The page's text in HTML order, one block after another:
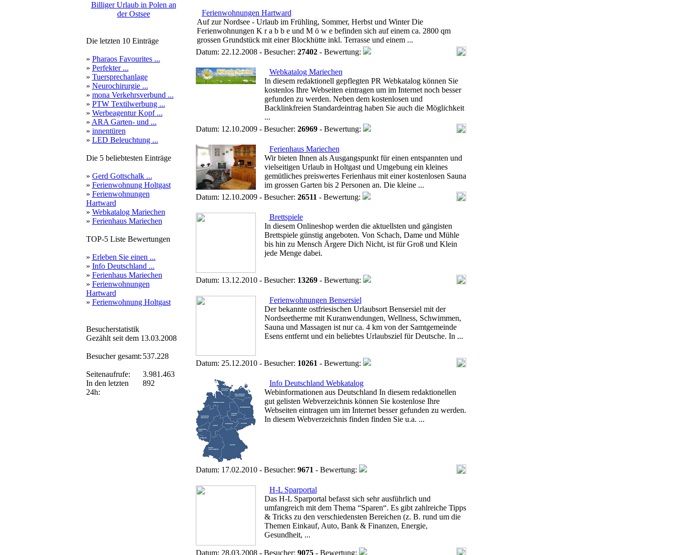
Billiger Urlaub in Polen an
der Ostsee
Die letzten 10 Einträge
» Pharaos Favourites ...
» Perfekter ...
» Tuersprechanlage
» Neurochirurgie ...
» mona Verkehrsverbund ...
» PTW Textilwerbung ...
» Werbeagentur Kopf ...
» ARA Garten- und ...
» innentüren
» LED Beleuchtung ...
Die 5 beliebtesten Einträge
» Gerd Gottschalk ...
» Ferienwohnung Holtgast
» Ferienwohnungen
Hartward
» Webkatalog Mariechen
» Ferienhaus Mariechen
TOP-5 Liste Bewertungen
» Erleben Sie einen ...
» Info Deutschland ...
» Ferienhaus Mariechen
» Ferienwohnungen
Hartward
» Ferienwohnung Holtgast
Besucherstatistik
Gezählt seit dem 13.03.2008
Besucher gesamt:
Seitenaufrufe:
In den letzten
24h:
537.228
3.981.463
892
Ferienwohnungen Hartward
Auf zur Nordsee - Urlaub im Frühling, Sommer, Herbst und Winter Die
Ferienwohnungen K r a b b e und M ö w e befinden sich auf einem ca. 2800 qm
grossen Grundstück mit einer Blockhütte inkl. Terrasse und einem ...
Datum: 22.12.2008 - Besucher: 27402- Bewertung:
Webkatalog Mariechen
In diesem redaktionell gepflegten PR Webkatalog können Sie
kostenlos Ihre Webseiten eintragen um im Internet noch besser
gefunden zu werden. Neben dem kostenlosen und
Backlinkfreien Standardeintrag haben Sie auch die Möglichkeit
...
Datum: 12.10.2009 - Besucher: 26969- Bewertung:
Ferienhaus Mariechen
Wir bieten Ihnen als Ausgangspunkt für einen entspannten und
vielseitigen Urlaub in Holtgast und Umgebung ein kleines
gemütliches preiswertes Ferienhaus mit einer kostenlosen Sauna
im grossen Garten bis 2 Personen an. Die kleine ...
Datum: 12.10.2009 - Besucher: 26511 - Bewertung:
Brettspiele
In diesem Onlineshop werden die aktuellsten und gängisten
Brettspiele günstig angeboten. Von Schach, Dame und Mühle
bis hin zu Mensch Ärgere Dich Nicht, ist für Groß und Klein
jede Menge dabei.
Datum: 13.12.2010 - Besucher: 13269- Bewertung:
Ferienwohnungen Bensersiel
Der bekannte ostfriesischen Urlaubsort Bensersiel mit der
Nordseetherme mit Kuranwendungen, Wellness, Schwimmen,
Sauna und Massagen ist nur ca. 4 km von der Samtgemeinde
Esens entfernt und ein beliebtes Urlaubsziel für Deutsche. In ...
Datum: 25.12.2010 - Besucher: 10261 - Bewertung:
Info Deutschland Webkatalog
Webinformationen aus Deutschland In diesem redaktionellen
gut gelisten Webverzeichnis können Sie kostenlose Ihre
Webseiten eintragen um im Internet besser gefunden zu werden.
In diesem Webverzeichnis finden finden Sie u.a. ...
Datum: 17.02.2010 - Besucher: 9671 - Bewertung:
H-L Sparportal
Das H-L Sparportal befasst sich sehr ausführlich und
umfangreich mit dem Thema “Sparen“. Es gibt zahlreiche Tipps
& Tricks zu den verschiedensten Bereichen (z. B. rund um die
Themen Einkauf, Auto, Bank & Finanzen, Energie,
Gesundheit, ...
Datum: 28.03.2008 - Besucher: 9075- Bewertung: